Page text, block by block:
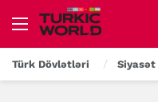
Türk Dövlətləri Siyasət